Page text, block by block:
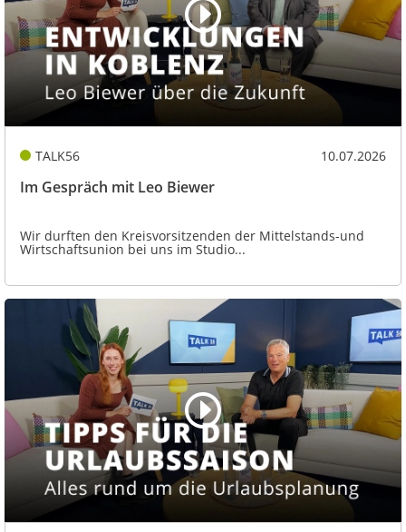
TALK56 10.07.2026
Im Gespräch mit Leo Biewer
Wir durften den Kreisvorsitzenden der Mittelstands-und
Wirtschaftsunion bei uns im Studio...